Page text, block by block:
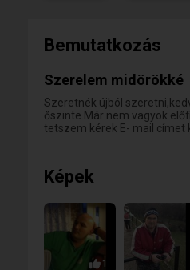
Bemutatkozás
Szerelem midörökké
Szeretnék újból
őszinte.Már nem vagyok
tetszem kérek E- mail címet
Képek
1